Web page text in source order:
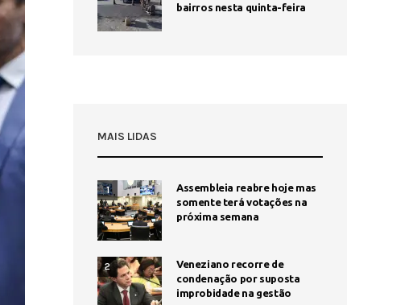
bairros nesta quinta-feira
MAIS LIDAS
1
Assembleia reabre hoje mas
somente terá votações na
próxima semana
2
Veneziano recorre de
condenação por suposta
improbidade na gestão